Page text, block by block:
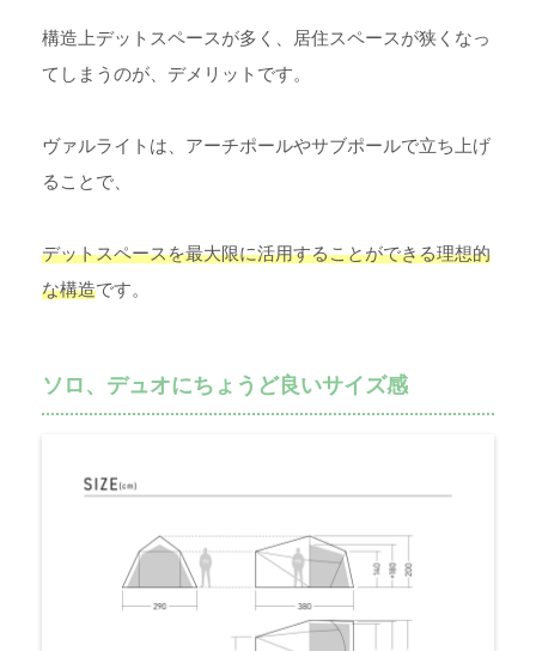
構造上デットスペースが多く、居住スペースが狭くなっ
てしまうのが、デメリットです。
ヴァルライトは、アーチポールやサブポールで立ち上げ
ることで、
デットスペースを最大限に活用することができる理想的
な構造です。
ソロ、デュオにちょうど良いサイズ感